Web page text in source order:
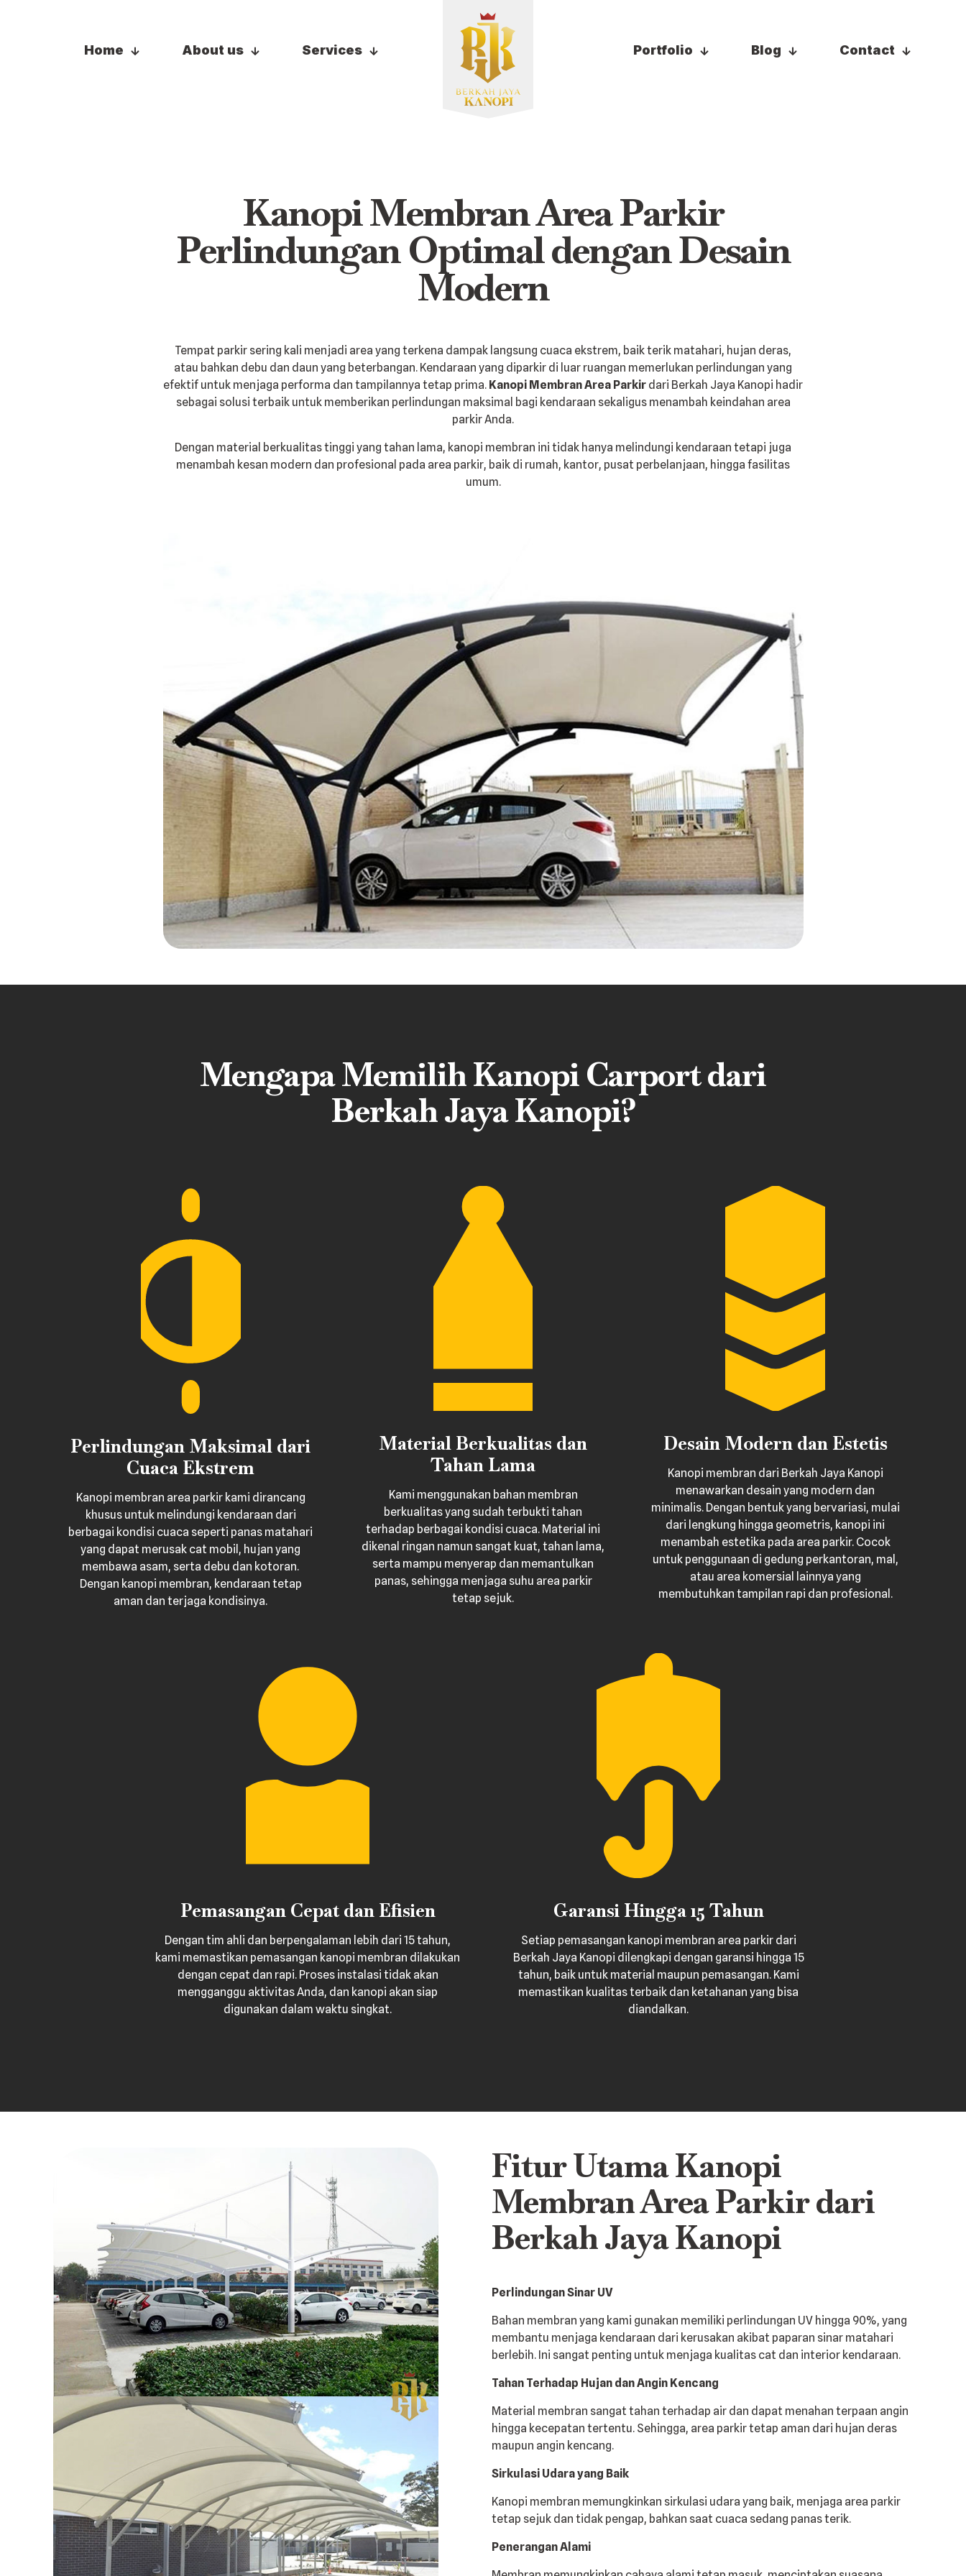
Home About us Services Portfolio Blog Contact
Kanopi Membran Area Parkir
Perlindungan Optimal dengan Desain
Modern
Tempat parkir sering kali menjadi area yang terkena dampak langsung cuaca ekstrem, baik terik matahari, hujan deras,
atau bahkan debu dan daun yang beterbangan. Kendaraan yang diparkir di luar ruangan memerlukan perlindungan yang
efektif untuk menjaga performa dan tampilannya tetap prima. Kanopi Membran Area Parkir dari Berkah Jaya Kanopi hadir
sebagai solusi terbaik untuk memberikan perlindungan maksimal bagi kendaraan sekaligus menambah keindahan area
parkir Anda.
Dengan material berkualitas tinggi yang tahan lama, kanopi membran ini tidak hanya melindungi kendaraan tetapi juga
menambah kesan modern dan profesional pada area parkir, baik di rumah, kantor, pusat perbelanjaan, hingga fasilitas
umum.
Mengapa Memilih Kanopi Carport dari
Berkah Jaya Kanopi?
Perlindungan Maksimal dari
Cuaca Ekstrem
Kanopi membran area parkir kami dirancang
khusus untuk melindungi kendaraan dari
berbagai kondisi cuaca seperti panas matahari
yang dapat merusak cat mobil, hujan yang
membawa asam, serta debu dan kotoran.
Dengan kanopi membran, kendaraan tetap
aman dan terjaga kondisinya.
Material Berkualitas dan
Tahan Lama
Kami menggunakan bahan membran
berkualitas yang sudah terbukti tahan
terhadap berbagai kondisi cuaca. Material ini
dikenal ringan namun sangat kuat, tahan lama,
serta mampu menyerap dan memantulkan
panas, sehingga menjaga suhu area parkir
tetap sejuk.
Desain Modern dan Estetis
Kanopi membran dari Berkah Jaya Kanopi
menawarkan desain yang modern dan
minimalis. Dengan bentuk yang bervariasi, mulai
dari lengkung hingga geometris, kanopi ini
menambah estetika pada area parkir. Cocok
untuk penggunaan di gedung perkantoran, mal,
atau area komersial lainnya yang
membutuhkan tampilan rapi dan profesional.
Pemasangan Cepat dan Efisien
Dengan tim ahli dan berpengalaman lebih dari 15 tahun,
kami memastikan pemasangan kanopi membran dilakukan
dengan cepat dan rapi. Proses instalasi tidak akan
mengganggu aktivitas Anda, dan kanopi akan siap
digunakan dalam waktu singkat.
Garansi Hingga 15 Tahun
Setiap pemasangan kanopi membran area parkir dari
Berkah Jaya Kanopi dilengkapi dengan garansi hingga 15
tahun, baik untuk material maupun pemasangan. Kami
memastikan kualitas terbaik dan ketahanan yang bisa
diandalkan.
Fitur Utama Kanopi
Membran Area Parkir dari
Berkah Jaya Kanopi
Perlindungan Sinar UV
Bahan membran yang kami gunakan memiliki perlindungan UV hingga 90%, yang
membantu menjaga kendaraan dari kerusakan akibat paparan sinar matahari
berlebih. Ini sangat penting untuk menjaga kualitas cat dan interior kendaraan.
Tahan Terhadap Hujan dan Angin Kencang
Material membran sangat tahan terhadap air dan dapat menahan terpaan angin
hingga kecepatan tertentu. Sehingga, area parkir tetap aman dari hujan deras
maupun angin kencang.
Sirkulasi Udara yang Baik
Kanopi membran memungkinkan sirkulasi udara yang baik, menjaga area parkir
tetap sejuk dan tidak pengap, bahkan saat cuaca sedang panas terik.
Penerangan Alami